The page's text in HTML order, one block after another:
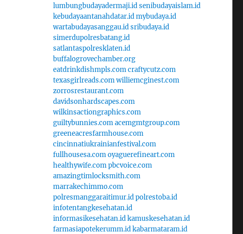
lumbungbudayadermaji.idsenibudayaislam.id
kebudayaantanahdatar.idmybudaya.id
wartabudayasanggau.idsribudaya.id
simerdupolresbatang.id
satlantaspolresklaten.id
buffalogrovechamber.org
eatdrinkdishmpls.comcraftycutz.com
texasgirlreads.comwilliemcginest.com
zorrosrestaurant.com
davidsonhardscapes.com
wilkinsactiongraphics.com
guiltybunnies.comacemgmtgroup.com
greeneacresfarmhouse.com
cincinnatiukrainianfestival.com
fullhousesa.comoyaguerefineart.com
healthywife.compbcvoice.com
amazingtimlocksmith.com
marrakechimmo.com
polresmanggaraitimur.idpolrestoba.id
infotentangkesehatan.id
informasikesehatan.idkamuskesehatan.id
farmasiapotekerumm.idkabarmataram.id